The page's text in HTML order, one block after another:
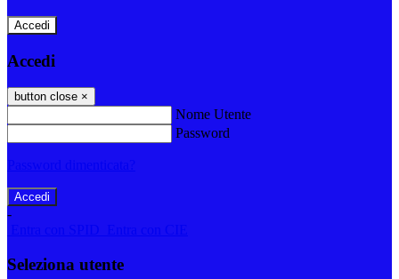
Accedi
Accedi
button close ×
Nome Utente
Password
-
Seleziona utente